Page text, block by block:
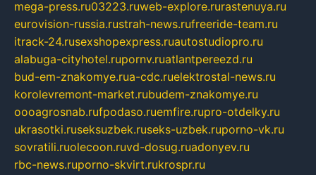
mega-press.ru03223.ruweb-explore.rurastenuya.ru
eurovision-russia.rustrah-news.rufreeride-team.ru
itrack-24.rusexshopexpress.ruautostudiopro.ru
alabuga-cityhotel.rupornv.ruatlantpereezd.ru
bud-em-znakomye.rua-cdc.ruelektrostal-news.ru
korolevremont-market.rubudem-znakomye.ru
oooagrosnab.rufpodaso.ruemfire.rupro-otdelky.ru
ukrasotki.ruseksuzbek.ruseks-uzbek.ruporno-vk.ru
sovratili.ruolecoon.ruvd-dosug.ruadonyev.ru
rbc-news.ruporno-skvirt.rukrospr.ru